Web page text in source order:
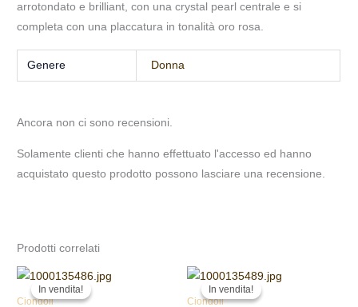
arrotondato e brilliant, con una crystal pearl centrale e si
completa con una placcatura in tonalità oro rosa.
Genere Donna
Ancora non ci sono recensioni.
Solamente clienti che hanno effettuato l'accesso ed hanno
acquistato questo prodotto possono lasciare una recensione.
Prodotti correlati
In vendita!
In vendita!
Ciondoli
Il
prezzo
originale
Il
prezzo
In vendita!
In vendita!
Ciondoli
Il
prezzo
originale
Il
prezzo